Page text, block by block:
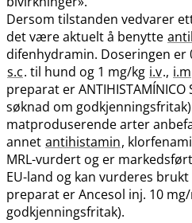
Dersom tilstanden vedvarer
det være aktuelt å benytte
difenhydramin. Doseringen er
s.c. til hund og 1 mg/kg i.v., i.m
preparat er
søknad om
matproduserende arter
annet antihistamin,
MRL-vurdert og er
EU-land og kan vurderes
preparat er Ancesol inj. 10
godkjenningsfritak).